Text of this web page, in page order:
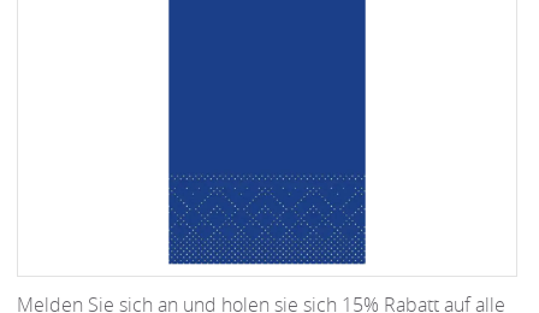
Melden Sie sich an und holen sie sich 15% Rabatt auf alle